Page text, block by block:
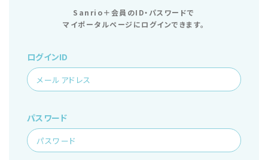
Sanrio＋会員のID・パスワードで
マイポータルページにログインできます。
ログインID
パスワード